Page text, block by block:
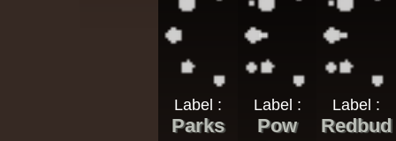
Label :
Parks
Label :
Pow
Label :
Redbud